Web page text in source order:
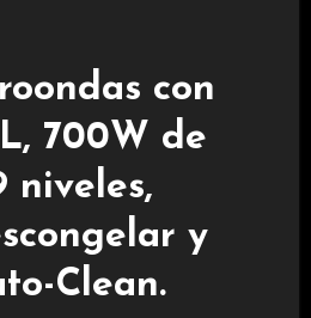
con
700W de
niveles,
y
Clean.